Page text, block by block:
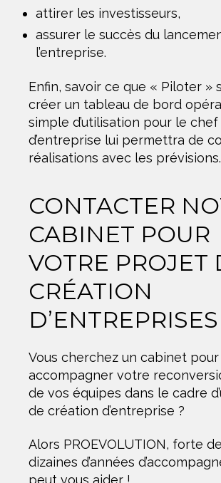
attirer les investisseurs,
assurer le succès du
l’entreprise.
Enfin, savoir ce que « Piloter »
créer un tableau de bord
simple d’utilisation pour le chef
d’entreprise lui permettra de
réalisations avec les prévisions.
CONTACTER
CABINET POUR
VOTRE PROJET
CRÉATION
D’ENTREPRISES
Vous cherchez un cabinet pour
accompagner votre
de vos équipes dans le cadre
de création d’entreprise ?
Alors PROEVOLUTION, forte
dizaines d’années
peut vous aider !